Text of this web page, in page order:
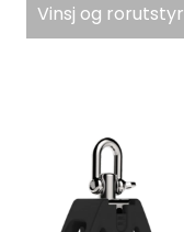
Vinsj og rorutstyr